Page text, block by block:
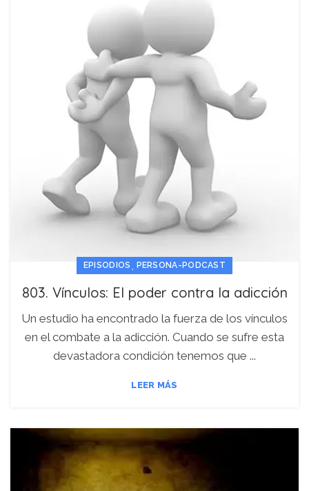
EPISODIOS , PERSONA-PODCAST
803. Vínculos: El poder contra la adicción
Un estudio ha encontrado la fuerza de los vínculos
en el combate a la adicción. Cuando se sufre esta
devastadora condición tenemos que ...
LEER MÁS